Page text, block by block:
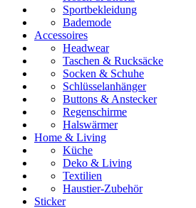
Sportbekleidung
Bademode
Accessoires
Headwear
Taschen & Rucksäcke
Socken & Schuhe
Schlüsselanhänger
Buttons & Anstecker
Regenschirme
Halswärmer
Home & Living
Küche
Deko & Living
Textilien
Haustier-Zubehör
Sticker